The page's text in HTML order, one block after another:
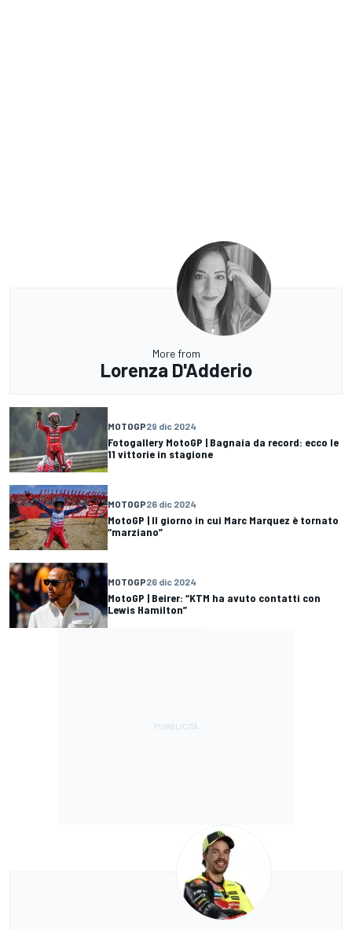
More from
Lorenza D'Adderio
MOTOGP29 dic 2024
Fotogallery MotoGP | Bagnaia da record: ecco le
11 vittorie in stagione
MOTOGP26 dic 2024
MotoGP | Il giorno in cui Marc Marquez è tornato
“marziano”
MOTOGP26 dic 2024
MotoGP | Beirer: “KTM ha avuto contatti con
Lewis Hamilton”